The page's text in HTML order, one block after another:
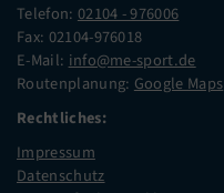
Telefon: 02104 - 976006
Fax: 02104-976018
E-Mail: info@me-sport.de
Routenplanung: Google Maps
Rechtliches:
Impressum
Datenschutz